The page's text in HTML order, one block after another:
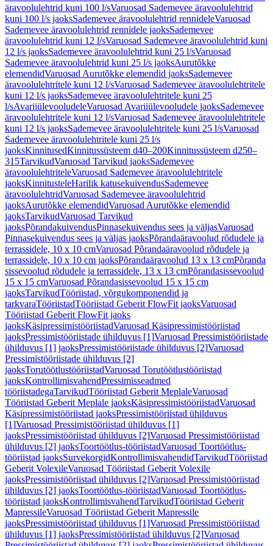
äravoolulehtrid kuni 100 l/sVaruosad Sademevee äravoolulehtrid
kuni 100 l/s jaoksSademevee äravoolulehtrid rennideleVaruosad
Sademevee äravoolulehtrid rennidele jaoksSademevee
äravoolulehtrid kuni 12 l/sVaruosad Sademevee äravoolulehtrid kuni
12 l/s jaoksSademevee äravoolulehtrid kuni 25 l/sVaruosad
Sademevee äravoolulehtrid kuni 25 l/s jaoksAurutõkke
elemendidVaruosad Aurutõkke elemendid jaoksSademevee
äravoolulehtritele kuni 12 l/sVaruosad Sademevee äravoolulehtritele
kuni 12 l/s jaoksSademevee äravoolulehtritele kuni 25
l/sAvariiülevooludeleVaruosad Avariiülevooludele jaoksSademevee
äravoolulehtritele kuni 12 l/sVaruosad Sademevee äravoolulehtritele
kuni 12 l/s jaoksSademevee äravoolulehtritele kuni 25 l/sVaruosad
Sademevee äravoolulehtritele kuni 25 l/s
jaoksKinnitusedKinnitussüsteem d40–200Kinnitussüsteem d250–
315TarvikudVaruosad Tarvikud jaoksSademevee
äravoolulehtriteleVaruosad Sademevee äravoolulehtritele
jaoksKinnitusteleHarilik katusekuivendusSademevee
äravoolulehtridVaruosad Sademevee äravoolulehtrid
jaoksAurutõkke elemendidVaruosad Aurutõkke elemendid
jaoksTarvikudVaruosad Tarvikud
jaoksPõrandakuivendusPinnasekuivendus sees ja väljasVaruosad
Pinnasekuivendus sees ja väljas jaoksPõrandaäravoolud rõdudele ja
terrassidele, 10 x 10 cmVaruosad Põrandaäravoolud rõdudele ja
terrassidele, 10 x 10 cm jaoksPõrandaäravoolud 13 x 13 cmPõranda
sissevoolud rõdudele ja terrassidele, 13 x 13 cmPõrandasissevoolud
15 x 15 cmVaruosad Põrandasissevoolud 15 x 15 cm
jaoksTarvikudTööriistad, võrgukomponendid ja
tarkvaraTööriistadTööriistad Geberit FlowFit jaoksVaruosad
Tööriistad Geberit FlowFit jaoks
jaoksKäsipressimistööriistadVaruosad Käsipressimistööriistad
jaoksPressimistööriistade ühilduvus [1]Varuosad Pressimistööriistade
ühilduvus [1] jaoksPressimistööriistade ühilduvus [2]Varuosad
Pressimistööriistade ühilduvus [2]
jaoksTorutöötlustööriistadVaruosad Torutöötlustööriistad
jaoksKontrollimisvahendPressimisseadmed
tööriistadegaTarvikudTööriistad Geberit MeplaleVaruosad
Tööriistad Geberit Meplale jaoksKäsipressimistööriistadVaruosad
Käsipressimistööriistad jaoksPressimistööriistad ühilduvus
[1]Varuosad Pressimistööriistad ühilduvus [1]
jaoksPressimistööriistad ühilduvus [2]Varuosad Pressimistööriistad
ühilduvus [2] jaoksToortöötlus-tööriistadVaruosad Toortöötlus-
tööriistad jaoksSurvekorgidKontrollimisvahendidTarvikudTööriistad
Geberit VolexileVaruosad Tööriistad Geberit Volexile
jaoksPressimistööriistad ühilduvus [2]Varuosad Pressimistööriistad
ühilduvus [2] jaoksToortöötlus-tööriistadVaruosad Toortöötlus-
tööriistad jaoksKontrollimisvahendTarvikudTööriistad Geberit
MapressileVaruosad Tööriistad Geberit Mapressile
jaoksPressimistööriistad ühilduvus [1]Varuosad Pressimistööriistad
ühilduvus [1] jaoksPressimistööriistad ühilduvus [2]Varuosad